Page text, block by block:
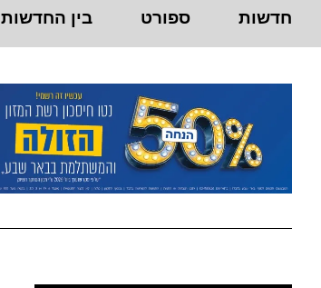
חדשות ספורט בין החדשות